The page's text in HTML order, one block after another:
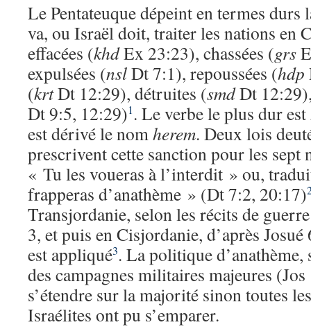
Le Pentateuque dépeint en termes
va, ou Israël doit, traiter les nations en
effacées (khdEx 23:23), chassées (grs
expulsées (nslDt 7:1), repoussées (hdp
(krtDt 12:29), détruites (smdDt
Dt 9:5, 12:29)1 . Le verbe le plus dur est
est dérivé le nomherem. Deux lois
prescrivent cette sanction pour les sept
« Tu les voueras à l’interdit » ou,
frapperas d’anathème » (Dt 7:2, 20:17)
Transjordanie, selon les récits de
3, et puis en Cisjordanie, d’après Josué
est appliqué3. La politique d’anathème,
des campagnes militaires majeures
s’étendre sur la majorité sinon toutes
Israélites ont pu s’emparer.